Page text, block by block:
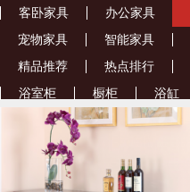
客卧家具 办公家具
宠物家具
智能家具
精品推荐
热点排行
浴室柜
橱柜 浴缸